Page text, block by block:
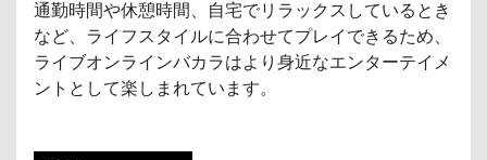
通勤時間や休憩時間、自宅でリラックスしているとき
など、ライフスタイルに合わせてプレイできるため、
ライブオンラインバカラはより身近なエンターテイメ
ントとして楽しまれています。